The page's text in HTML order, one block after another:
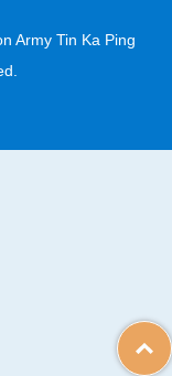
Army Tin Ka Ping